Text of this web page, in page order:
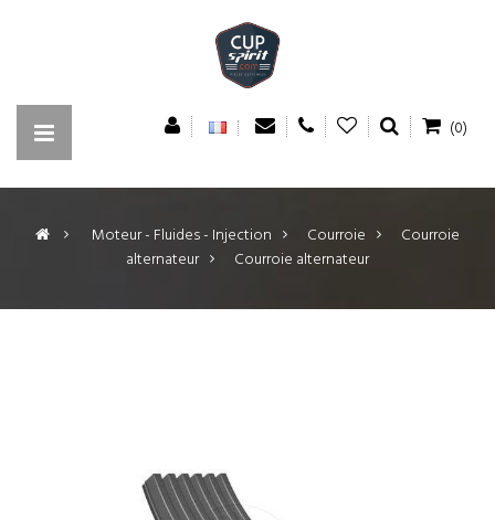
(0)
> Moteur - Fluides - Injection > Courroie >
Courroie
alternateur > Courroie alternateur